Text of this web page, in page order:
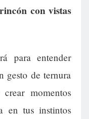
con vistas
para entender
gesto de ternura
momentos
en tus instintos